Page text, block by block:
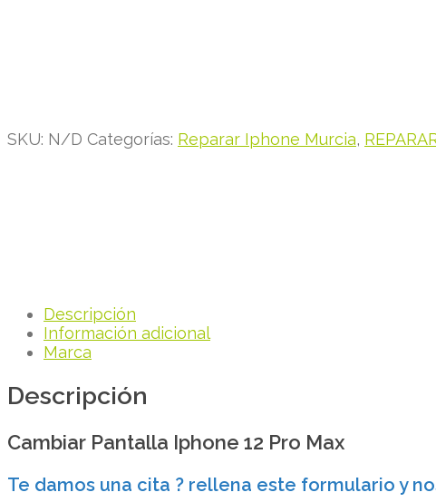
SKU: N/D Categorías: Reparar Iphone Murcia,
Descripción
Información adicional
Marca
Descripción
Cambiar Pantalla Iphone 12 Pro Max
Te damos una cita ? rellena este formulario y